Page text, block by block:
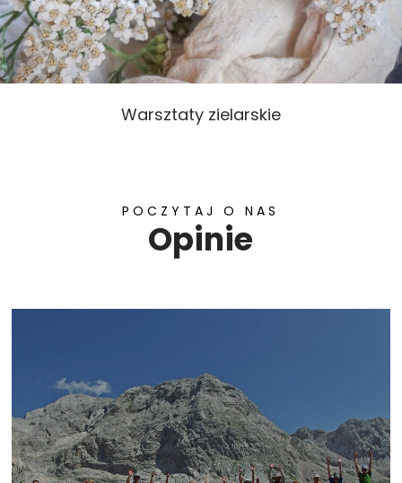
Warsztaty zielarskie
POCZYTAJ O NAS
Opinie